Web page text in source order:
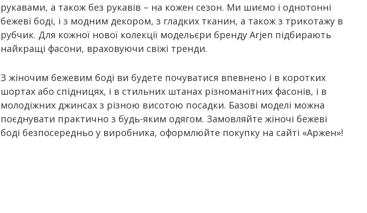
рукавами, а також без рукавів – на кожен сезон. Ми шиємо і однотонні
бежеві боді, і з модним декором, з гладких тканин, а також з трикотажу в
рубчик. Для кожної нової колекції модельєри бренду Arjen підбирають
найкращі фасони, враховуючи свіжі тренди.
З жіночим бежевим боді ви будете почуватися впевнено і в коротких
шортах або спідницях, і в стильних штанах різноманітних фасонів, і в
молодіжних джинсах з різною висотою посадки. Базові моделі можна
поєднувати практично з будь-яким одягом. Замовляйте жіночі бежеві
боді безпосередньо у виробника, оформлюйте покупку на сайті «Аржен»!